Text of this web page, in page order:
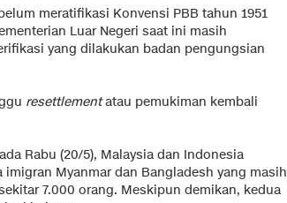
meratifikasi Konvensi PBB tahun 1951
Luar Negeri saat ini masih
yang dilakukan badan pengungsian
resettlementatau pemukiman kembali
Rabu (20/5), Malaysia dan Indonesia
Myanmar dan Bangladesh yang masih
7.000 orang. Meskipun demikan, kedua